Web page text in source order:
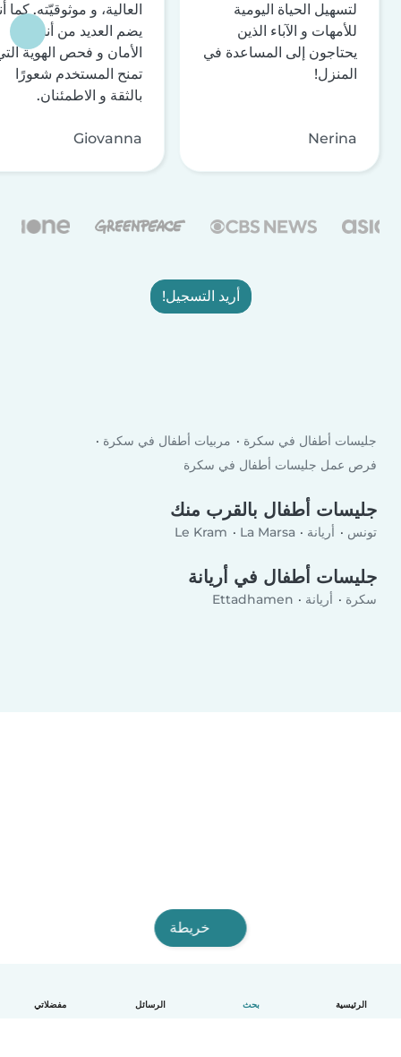
الرئيسية بحث الرسائل مفضلاتي
لتسهيل الحياة اليومية
للأمهات و الآباء الذين
يحتاجون إلى المساعدة في
المنزل!
Nerina
العالية، و موثوقيّته. كما
يضم العديد من أنظمة
الأمان و فحص الهوية
تمنح المستخدم شعورًا
بالثقة و الاطمئنان.
Giovanna
أريد التسجيل!
جليسات أطفال في سكرة
مربيات أطفال في سكرة
فرص عمل جليسات أطفال في سكرة
جليسات أطفال بالقرب منك
تونس أريانة La Marsa
Le Kram
جليسات أطفال في أريانة
سكرة أريانة Ettadhamen
خريطة